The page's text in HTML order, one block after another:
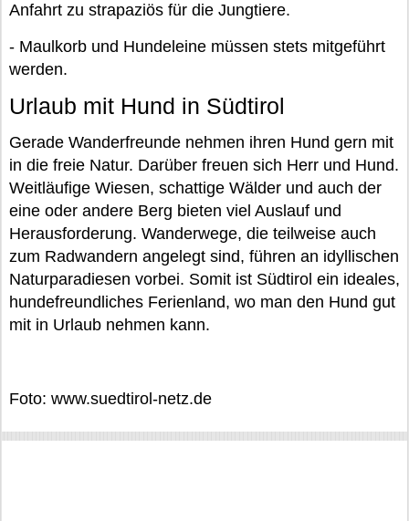
Anfahrt zu strapaziös für die Jungtiere.
- Maulkorb und Hundeleine müssen stets mitgeführt
werden.
Urlaub mit Hund in Südtirol
Gerade Wanderfreunde nehmen ihren Hund gern mit
in die freie Natur. Darüber freuen sich Herr und Hund.
Weitläufige Wiesen, schattige Wälder und auch der
eine oder andere Berg bieten viel Auslauf und
Herausforderung. Wanderwege, die teilweise auch
zum Radwandern angelegt sind, führen an idyllischen
Naturparadiesen vorbei. Somit ist Südtirol ein ideales,
hundefreundliches Ferienland, wo man den Hund gut
mit in Urlaub nehmen kann.
Foto: www.suedtirol-netz.de